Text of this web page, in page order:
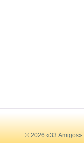
© 2026 «33.Amigos»